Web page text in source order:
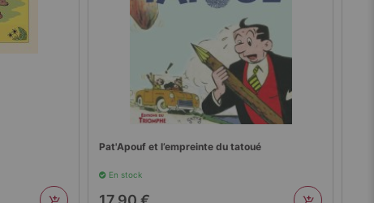
Pat'Apouf et l’empreinte du tatoué
En stock